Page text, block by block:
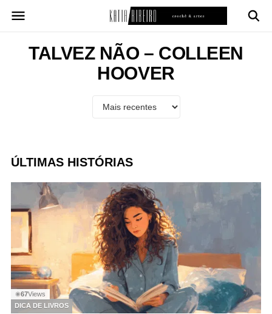
para
conteúdoTALVEZ NÃO – COLLEEN
HOOVER
ÚLTIMAS HISTÓRIAS
◉67Views
DICA DE LIVROS